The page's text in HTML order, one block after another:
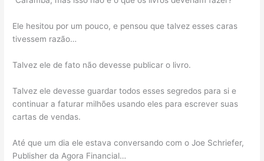
Ele hesitou por um pouco, e pensou que talvez esses caras
tivessem razão…
Talvez ele de fato não devesse publicar o livro.
Talvez ele devesse guardar todos esses segredos para si e
continuar a faturar milhões usando eles para escrever suas
cartas de vendas.
Até que um dia ele estava conversando com o Joe Schriefer,
Publisher da Agora Financial…